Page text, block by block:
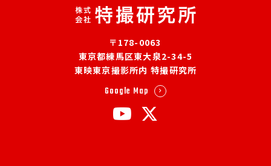
〒178-0063
東京都練馬区東大泉2-34-5
東映東京撮影所内 特撮研究所
Google Map